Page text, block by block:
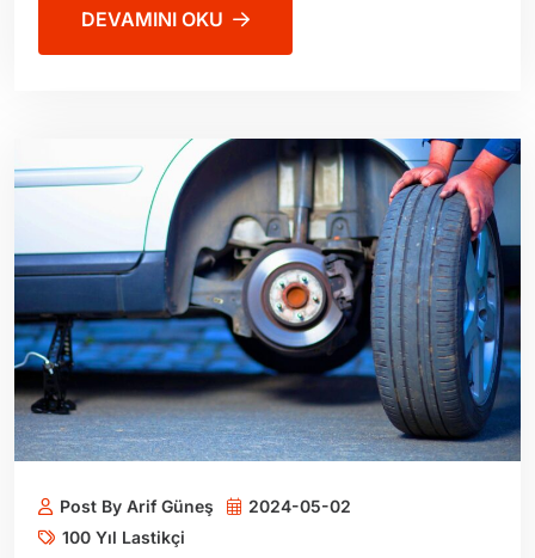
DEVAMINI OKU
Post By Arif Güneş
2024-05-02
100 Yıl Lastikçi